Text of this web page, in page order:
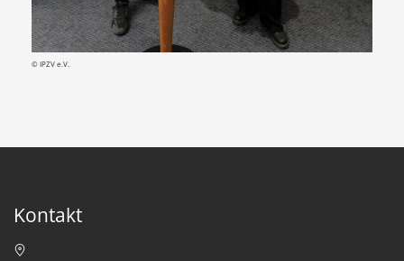
© IPZV e.V.
Kontakt